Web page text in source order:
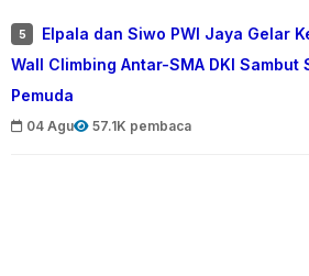
5
Elpala dan Siwo PWI Jaya Gelar
Wall Climbing Antar-SMA DKI Sambut
Pemuda
04 Agu 57.1K pembaca